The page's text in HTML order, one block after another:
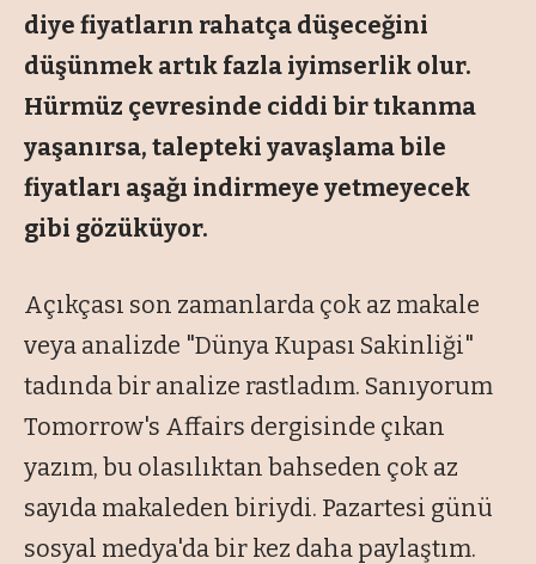
diye fiyatların rahatça düşeceğini
düşünmek artık fazla iyimserlik olur.
Hürmüz çevresinde ciddi bir tıkanma
yaşanırsa, talepteki yavaşlama bile
fiyatları aşağı indirmeye yetmeyecek
gibi gözüküyor.
Açıkçası son zamanlarda çok az makale
veya analizde "Dünya Kupası Sakinliği"
tadında bir analize rastladım. Sanıyorum
Tomorrow's Affairs dergisinde çıkan
yazım, bu olasılıktan bahseden çok az
sayıda makaleden biriydi. Pazartesi günü
sosyal medya'da bir kez daha paylaştım.